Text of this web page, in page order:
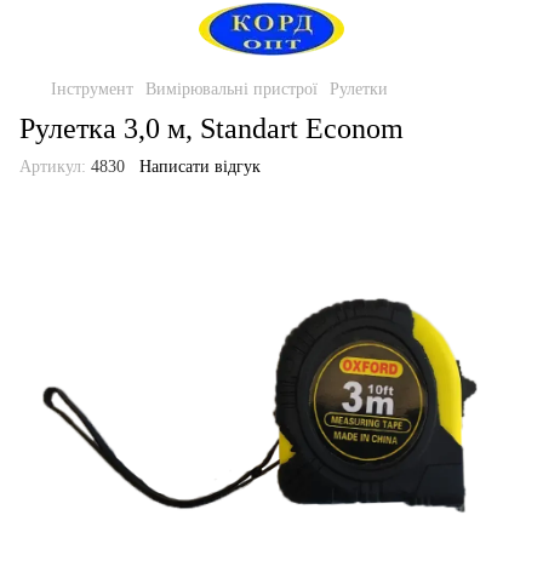
Інструмент Вимірювальні пристрої Рулетки
Рулетка 3,0 м, Standart Econom
Артикул: 4830 Написати відгук